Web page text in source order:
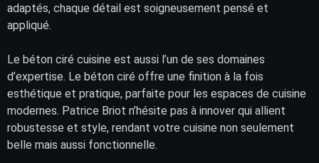
adaptés, chaque détail est soigneusement pensé et
appliqué.
Le béton ciré cuisine est aussi l’un de ses domaines
d’expertise. Le béton ciré offre une finition à la fois
esthétique et pratique, parfaite pour les espaces de cuisine
modernes. Patrice Briot n’hésite pas à innover qui allient
robustesse et style, rendant votre cuisine non seulement
belle mais aussi fonctionnelle.